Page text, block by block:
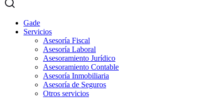
Gade
Servicios
Asesoría Fiscal
Asesoría Laboral
Asesoramiento Jurídico
Asesoramiento Contable
Asesoría Inmobiliaria
Asesoría de Seguros
Otros servicios